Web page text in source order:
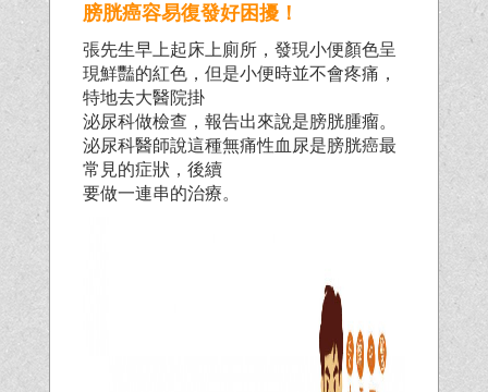
膀胱癌容易復發好困擾！
張先生早上起床上廁所，發現小便顏色呈
現鮮豔的紅色，但是小便時並不會疼痛，
特地去大醫院掛
泌尿科做檢查，報告出來說是膀胱腫瘤。
泌尿科醫師說這種無痛性血尿是膀胱癌最
常見的症狀，後續
要做一連串的治療。